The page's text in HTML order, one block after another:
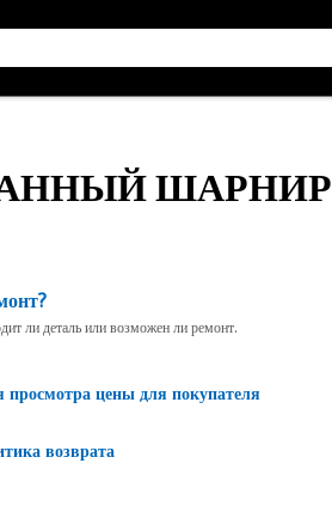
ШАРНИР
ли деталь или возможен ли ремонт.
просмотра цены для покупателя
возврата